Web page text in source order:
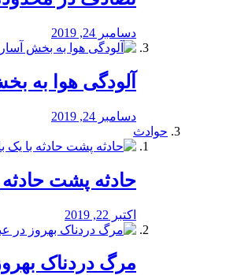
دسامبر 24, 2019
آلودگی هوا به
دسامبر 24, 2019
حوادث
️حادثه پشت
اکتبر 22, 2019
مرگ دردناک